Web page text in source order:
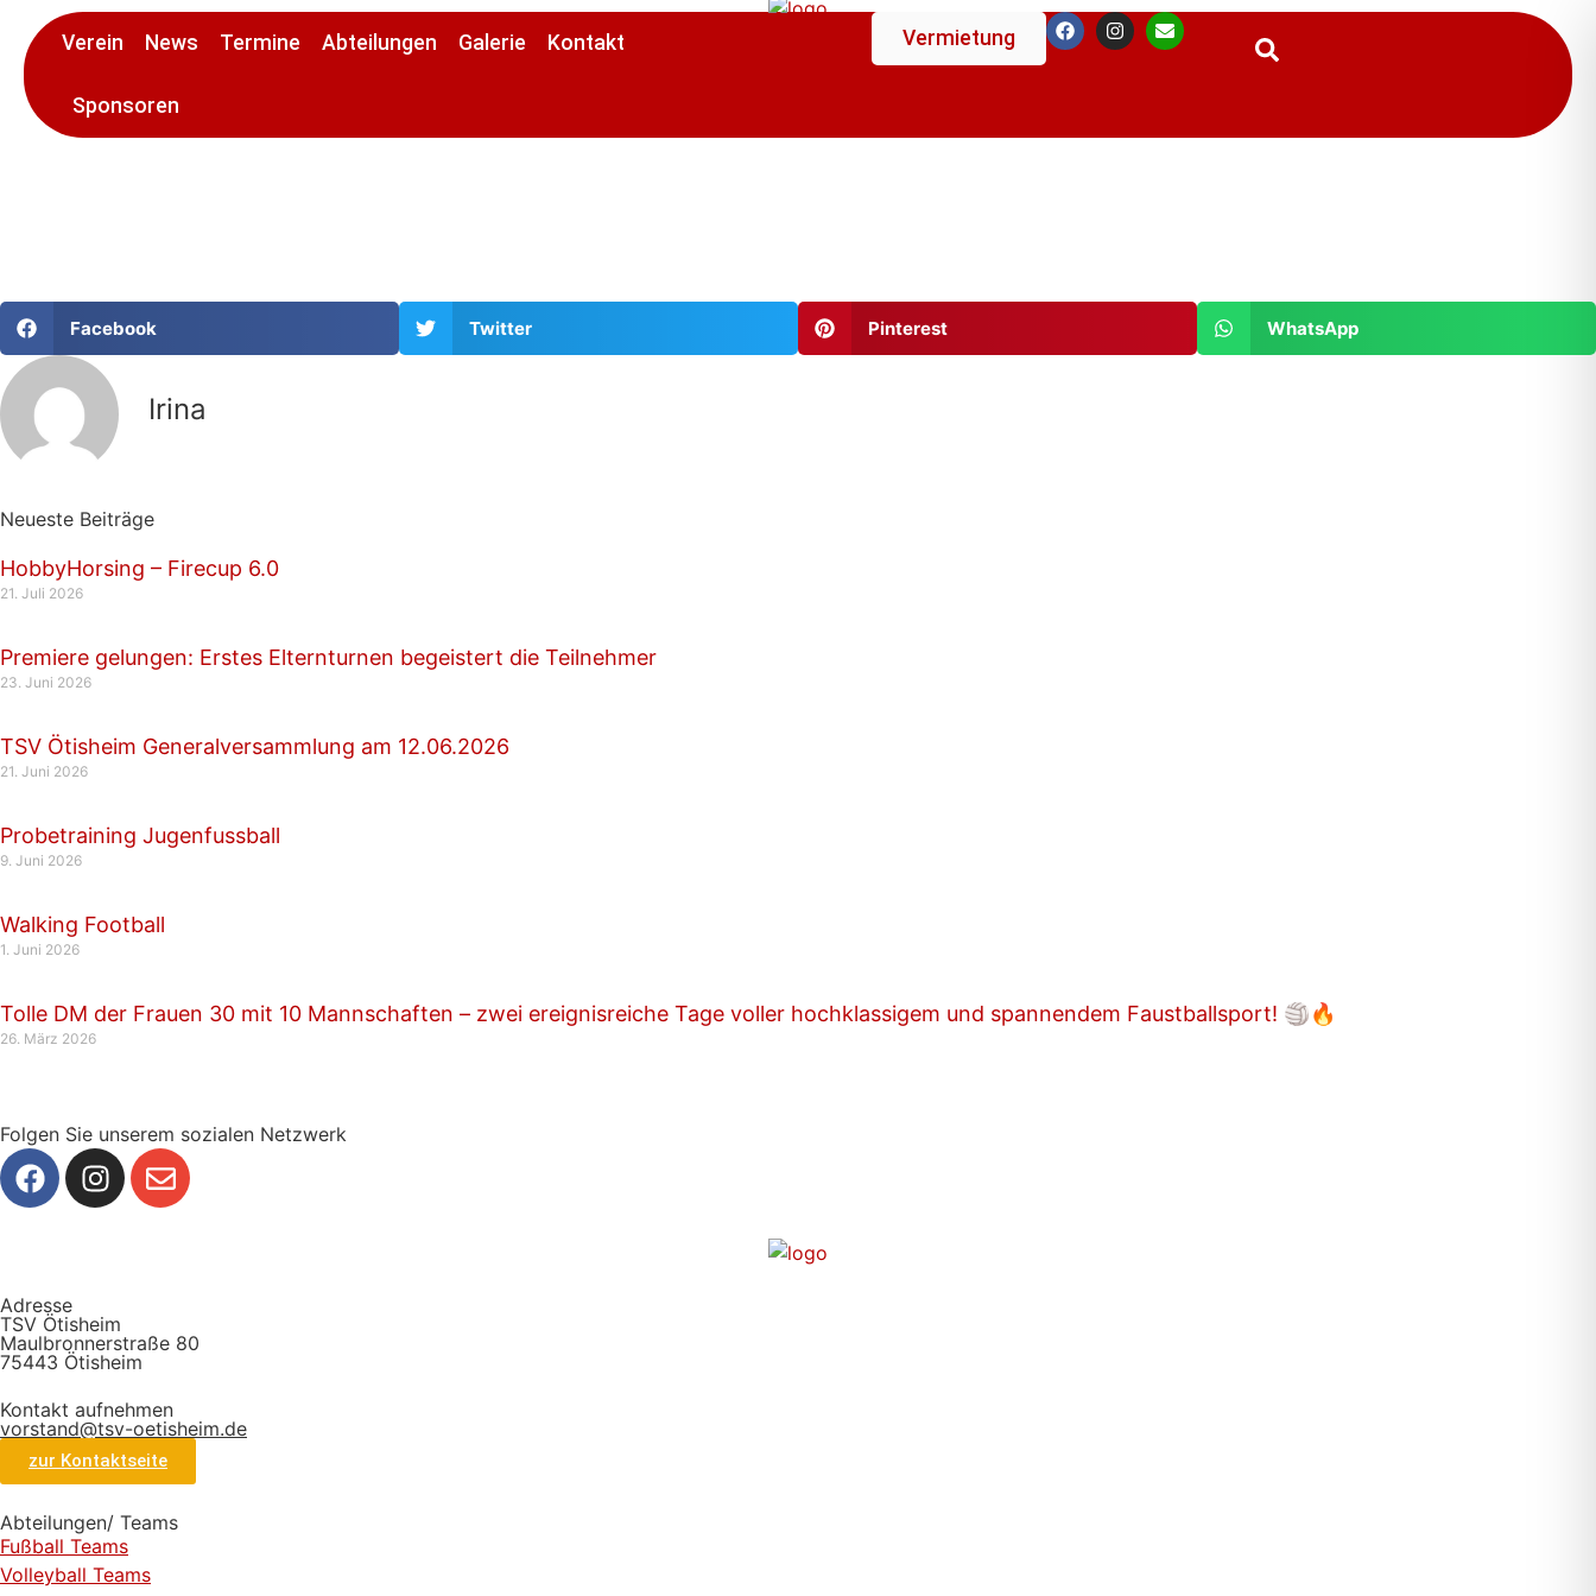
Verein News Termine Abteilungen Galerie Kontakt
Sponsoren
Suchen
Vermietung
Facebook Twitter Pinterest WhatsApp
Irina
Neueste Beiträge
HobbyHorsing – Firecup 6.0
21. Juli 2026
Premiere gelungen: Erstes Elternturnen begeistert die Teilnehmer
23. Juni 2026
TSV Ötisheim Generalversammlung am 12.06.2026
21. Juni 2026
Probetraining Jugenfussball
9. Juni 2026
Walking Football
1. Juni 2026
Tolle DM der Frauen 30 mit 10 Mannschaften – zwei ereignisreiche Tage voller hochklassigem und spannendem Faustballsport! 🏐🔥
26. März 2026
Folgen Sie unserem sozialen Netzwerk
Adresse
TSV Ötisheim
Maulbronnerstraße 80
75443 Ötisheim
Kontakt aufnehmen
vorstand@tsv-oetisheim.de
zur Kontaktseite
Abteilungen/ Teams
Fußball Teams
Volleyball Teams